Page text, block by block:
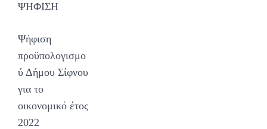
ΨΗΦΙΣΗ
Ψήφιση
προϋπολογισμο
ύ Δήμου Σίφνου
για το
οικoνομικό έτος
2022